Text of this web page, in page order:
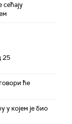
25
ће
у којем је био